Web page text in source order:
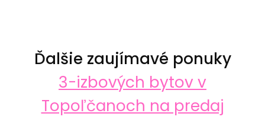
Ďalšie zaujímavé ponuky
3-izbových bytov v
Topoľčanoch na predaj